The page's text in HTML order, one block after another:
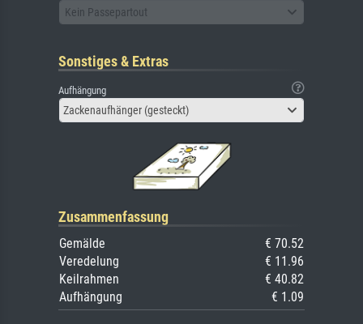
Kein Passepartout
Sonstiges & Extras
Aufhängung
Zackenaufhänger (gesteckt)
Zusammenfassung
Gemälde
€ 70.52
Veredelung
€ 11.96
Keilrahmen
€ 40.82
Aufhängung
€ 1.09